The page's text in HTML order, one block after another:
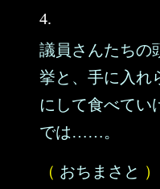
4.
議員さんたちの
挙と、手に入れ
にして食べてい
では……。
（ おちまさと ）